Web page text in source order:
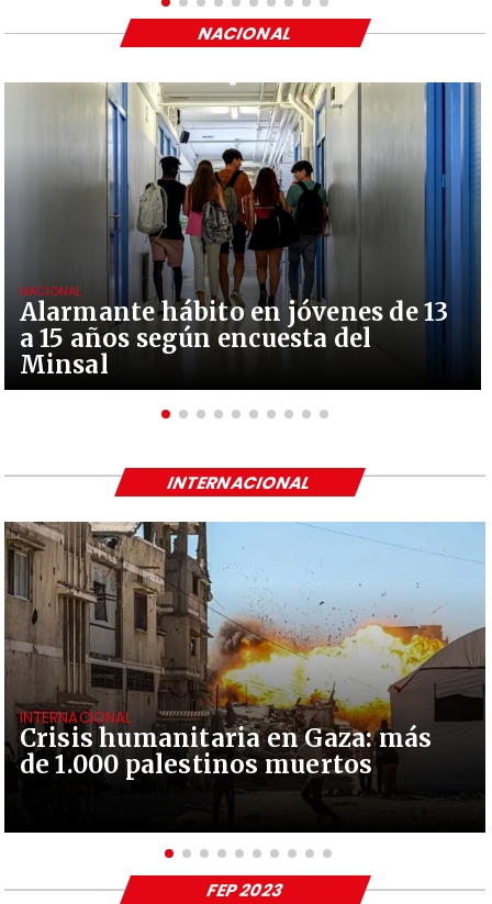
Alarmante hábito en jóvenes de 13
a 15 años según encuesta del
Minsal
NACIONAL
NACIONAL
Crisis humanitaria en Gaza: más
de 1.000 palestinos muertos
INTERNACIONAL
INTERNACIONAL
FEP 2023